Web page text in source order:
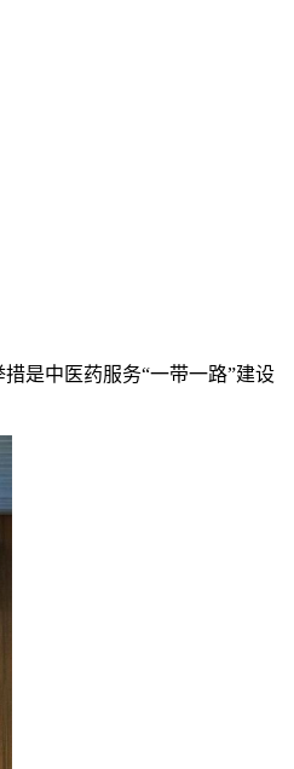
是中医药服务“一带一路”建设